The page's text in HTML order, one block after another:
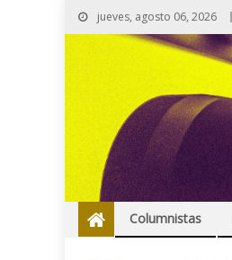
jueves, agosto 06, 2026
Columnistas